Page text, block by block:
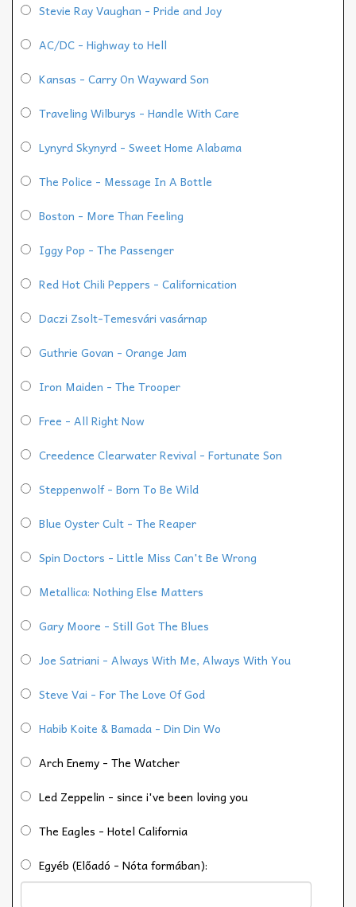
Stevie Ray Vaughan - Pride and Joy
AC/DC - Highway to Hell
Kansas - Carry On Wayward Son
Traveling Wilburys - Handle With Care
Lynyrd Skynyrd - Sweet Home Alabama
The Police - Message In A Bottle
Boston - More Than Feeling
Iggy Pop - The Passenger
Red Hot Chili Peppers - Californication
Daczi Zsolt-Temesvári vasárnap
Guthrie Govan - Orange Jam
Iron Maiden - The Trooper
Free - All Right Now
Creedence Clearwater Revival - Fortunate Son
Steppenwolf - Born To Be Wild
Blue Oyster Cult - The Reaper
Spin Doctors - Little Miss Can't Be Wrong
Metallica: Nothing Else Matters
Gary Moore - Still Got The Blues
Joe Satriani - Always With Me, Always With You
Steve Vai - For The Love Of God
Habib Koite & Bamada - Din Din Wo
Arch Enemy - The Watcher
Led Zeppelin - since i've been loving you
The Eagles - Hotel California
Egyéb (Előadó - Nóta formában):